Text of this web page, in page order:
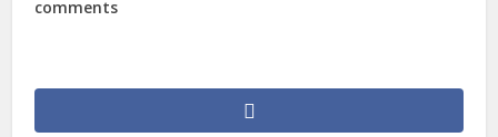
comments